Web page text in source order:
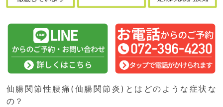
仙腸関節性腰痛(仙腸関節炎)とはどのような症状な
の？